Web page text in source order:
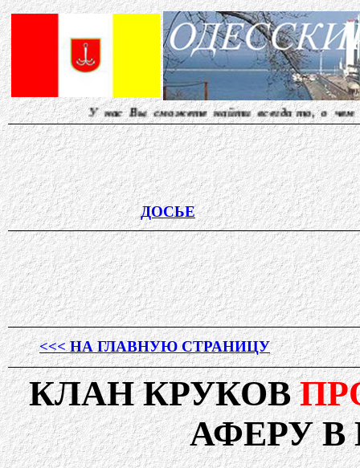
У нас Вы сможете найти всегда то, о чем другие
ДОСЬЕ
<<< НА ГЛАВНУЮ СТРАНИЦУ
КЛАН КРУКОВ
АФЕРУ В